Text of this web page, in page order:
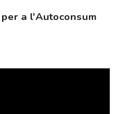
a l'Autoconsum